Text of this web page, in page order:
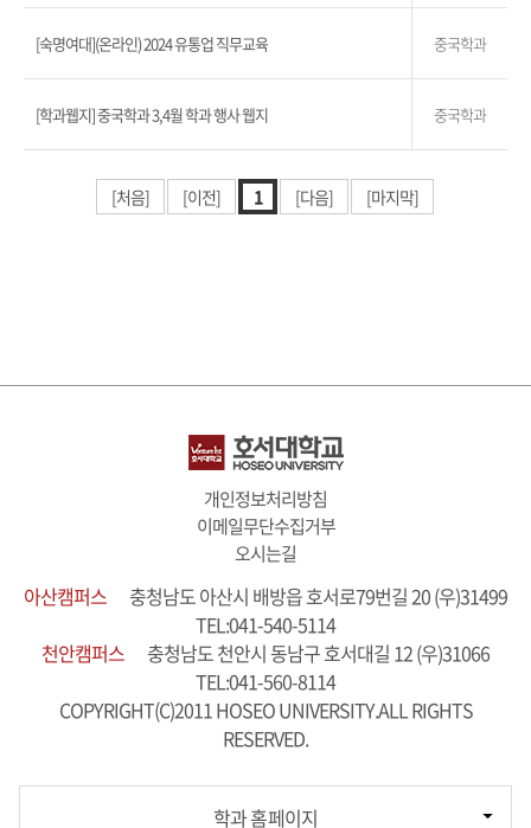
[숙명여대](온라인) 2024 유통업 직무교육 중국학과
[학과웹지] 중국학과 3,4월 학과 행사 웹지 중국학과
[처음] [이전] 1 [다음] [마지막]
개인정보처리방침
이메일무단수집거부
오시는길
아산캠퍼스
충청남도 아산시 배방읍 호서로79번길 20 (우)31499
TEL:041-540-5114
천안캠퍼스
충청남도 천안시 동남구 호서대길 12 (우)31066
TEL:041-560-8114
COPYRIGHT(C)2011 HOSEO UNIVERSITY.ALL RIGHTS
RESERVED.
학과 홈페이지
기독교학과